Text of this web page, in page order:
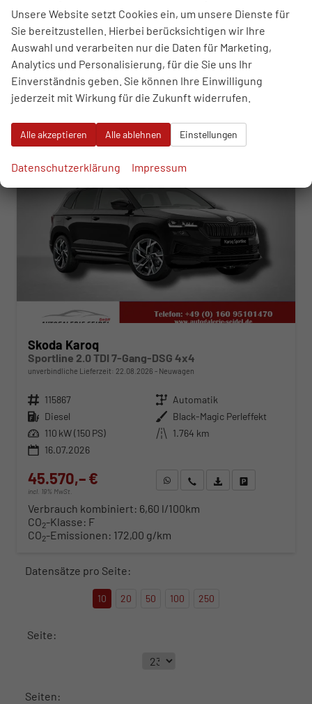
16.07.2026
45.570,– €
incl. 19% MwSt.
WhatsApp anfragen
Wir rufen Sie an
Verbrauch kombiniert:6,60 l/100km
CO 2-Klasse: F
CO2-Emissionen:172,00 g/km
ab 463,– € mtl.
Skoda Karoq
Sportline 2.0 TDI 7-Gang-DSG 4x4
unverbindliche Lieferzeit: 22.08.2026 Neuwagen
Fahrzeugnr. 115867 Getriebe Automatik
Kraftstoff Diesel Außenfarbe Black-Magic Perleffekt
Leistung 110 kW (150 PS) Kilometerstand 1.764 km
16.07.2026
45.570,– €
incl. 19% MwSt.
WhatsApp anfragen
Wir rufen Sie anFahrzeugexposé (PDF)
Verbrauch kombiniert: 6,60 l/100km
CO2-Klasse: F
CO2-Emissionen: 172,00 g/km
Datensätze pro Seite:
10 20 50 100 250
Seite:
Seiten:
Unsere Website setzt Cookies ein, um unsere Dienste für
Sie bereitzustellen. Hierbei berücksichtigen wir Ihre
Auswahl und verarbeiten nur die Daten für Marketing,
Analytics und Personalisierung, für die Sie uns Ihr
Einverständnis geben. Sie können Ihre Einwilligung
jederzeit mit Wirkung für die Zukunft widerrufen.
Alle akzeptieren Alle ablehnen Einstellungen
Datenschutzerklärung Impressum